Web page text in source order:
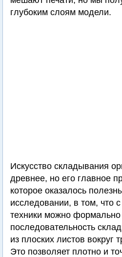
глубоким слоям модели.
Искусство складывания
древнее, но его главное
которое оказалось
исследовании, в том, что
техники можно формально
последовательность
из плоских листов вокруг
Это позволяет плотно и